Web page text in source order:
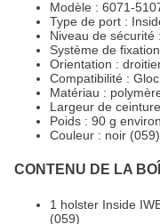
Modèle : 6071-
Type de port :
Niveau de sécurité
Système de
Orientation :
Compatibilité :
Matériau :
Largeur de
Poids : 90 g environ
Couleur : noir (059)
CONTENU DE LA
1 holster Inside
(059)